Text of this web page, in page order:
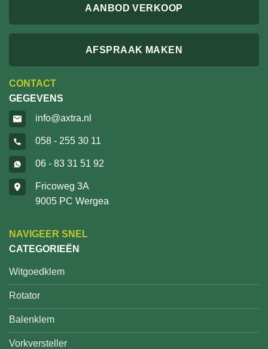
AANBOD VERKOOP
AFSPRAAK MAKEN
CONTACT
GEGEVENS
info@axtra.nl
058 - 255 30 11
06 - 83 31 51 92
Fricoweg 3A
9005 PC Wergea
NAVIGEER SNEL
CATEGORIEËN
Witgoedklem
Rotator
Balenklem
Vorkversteller